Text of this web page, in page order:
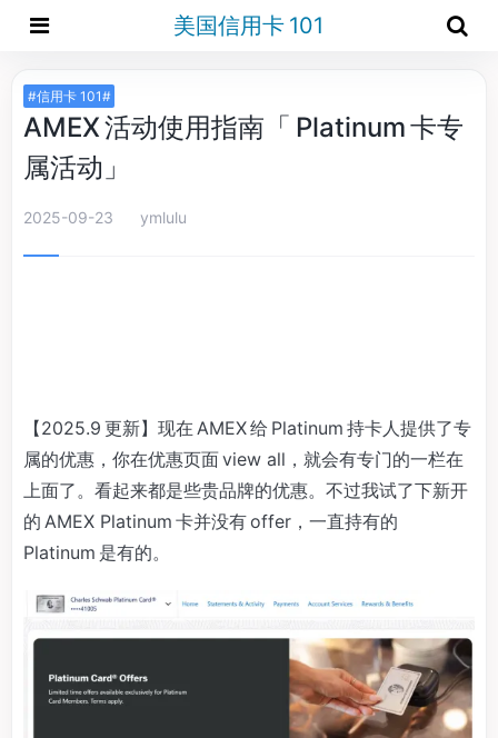
美国信用卡 101
#信用卡 101#
AMEX 活动使用指南「 Platinum 卡专
属活动」
2025-09-23 ymlulu
【2025.9 更新】现在 AMEX 给 Platinum 持卡人提供了专
属的优惠，你在优惠页面 view all，就会有专门的一栏在
上面了。看起来都是些贵品牌的优惠。不过我试了下新开
的 AMEX Platinum 卡并没有 offer，一直持有的
Platinum 是有的。